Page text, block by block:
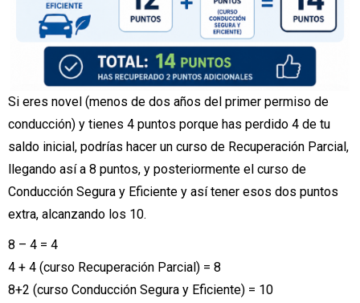
Si eres novel (menos de dos años del primer permiso de
conducción) y tienes 4 puntos porque has perdido 4 de tu
saldo inicial, podrías hacer un curso de Recuperación Parcial,
llegando así a 8 puntos, y posteriormente el curso de
Conducción Segura y Eficiente y así tener esos dos puntos
extra, alcanzando los 10.
8 – 4 = 4
4 + 4 (curso Recuperación Parcial) = 8
8+2 (curso Conducción Segura y Eficiente) = 10